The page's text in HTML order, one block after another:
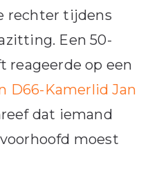
rechter tijdens
Een 50-
reageerde op een
D66-Kamerlid Jan
dat iemand
moest